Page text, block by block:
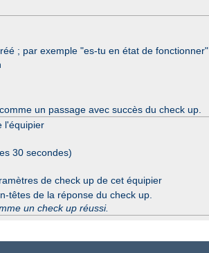
; par exemple "es-tu en état de fonctionner"
un passage avec succès du check up.
l'équipier
30 secondes)
de check up de cet équipier
têtes de la réponse du check up.
un check up réussi.